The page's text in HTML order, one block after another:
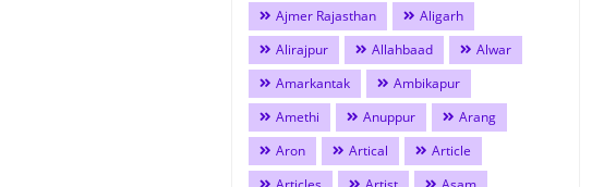
Ajmer Rajasthan
Aligarh
Alirajpur
Allahbaad
Alwar
Amarkantak
Ambikapur
Amethi
Anuppur
Arang
Aron
Artical
Article